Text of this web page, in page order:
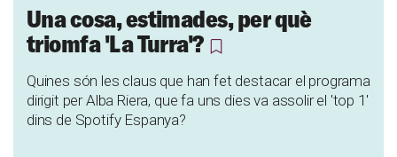
Una cosa, estimades, per què
triomfa 'La Turra'?
Quines són les claus que han fet destacar el programa
dirigit per Alba Riera, que fa uns dies va assolir el 'top 1'
dins de Spotify Espanya?